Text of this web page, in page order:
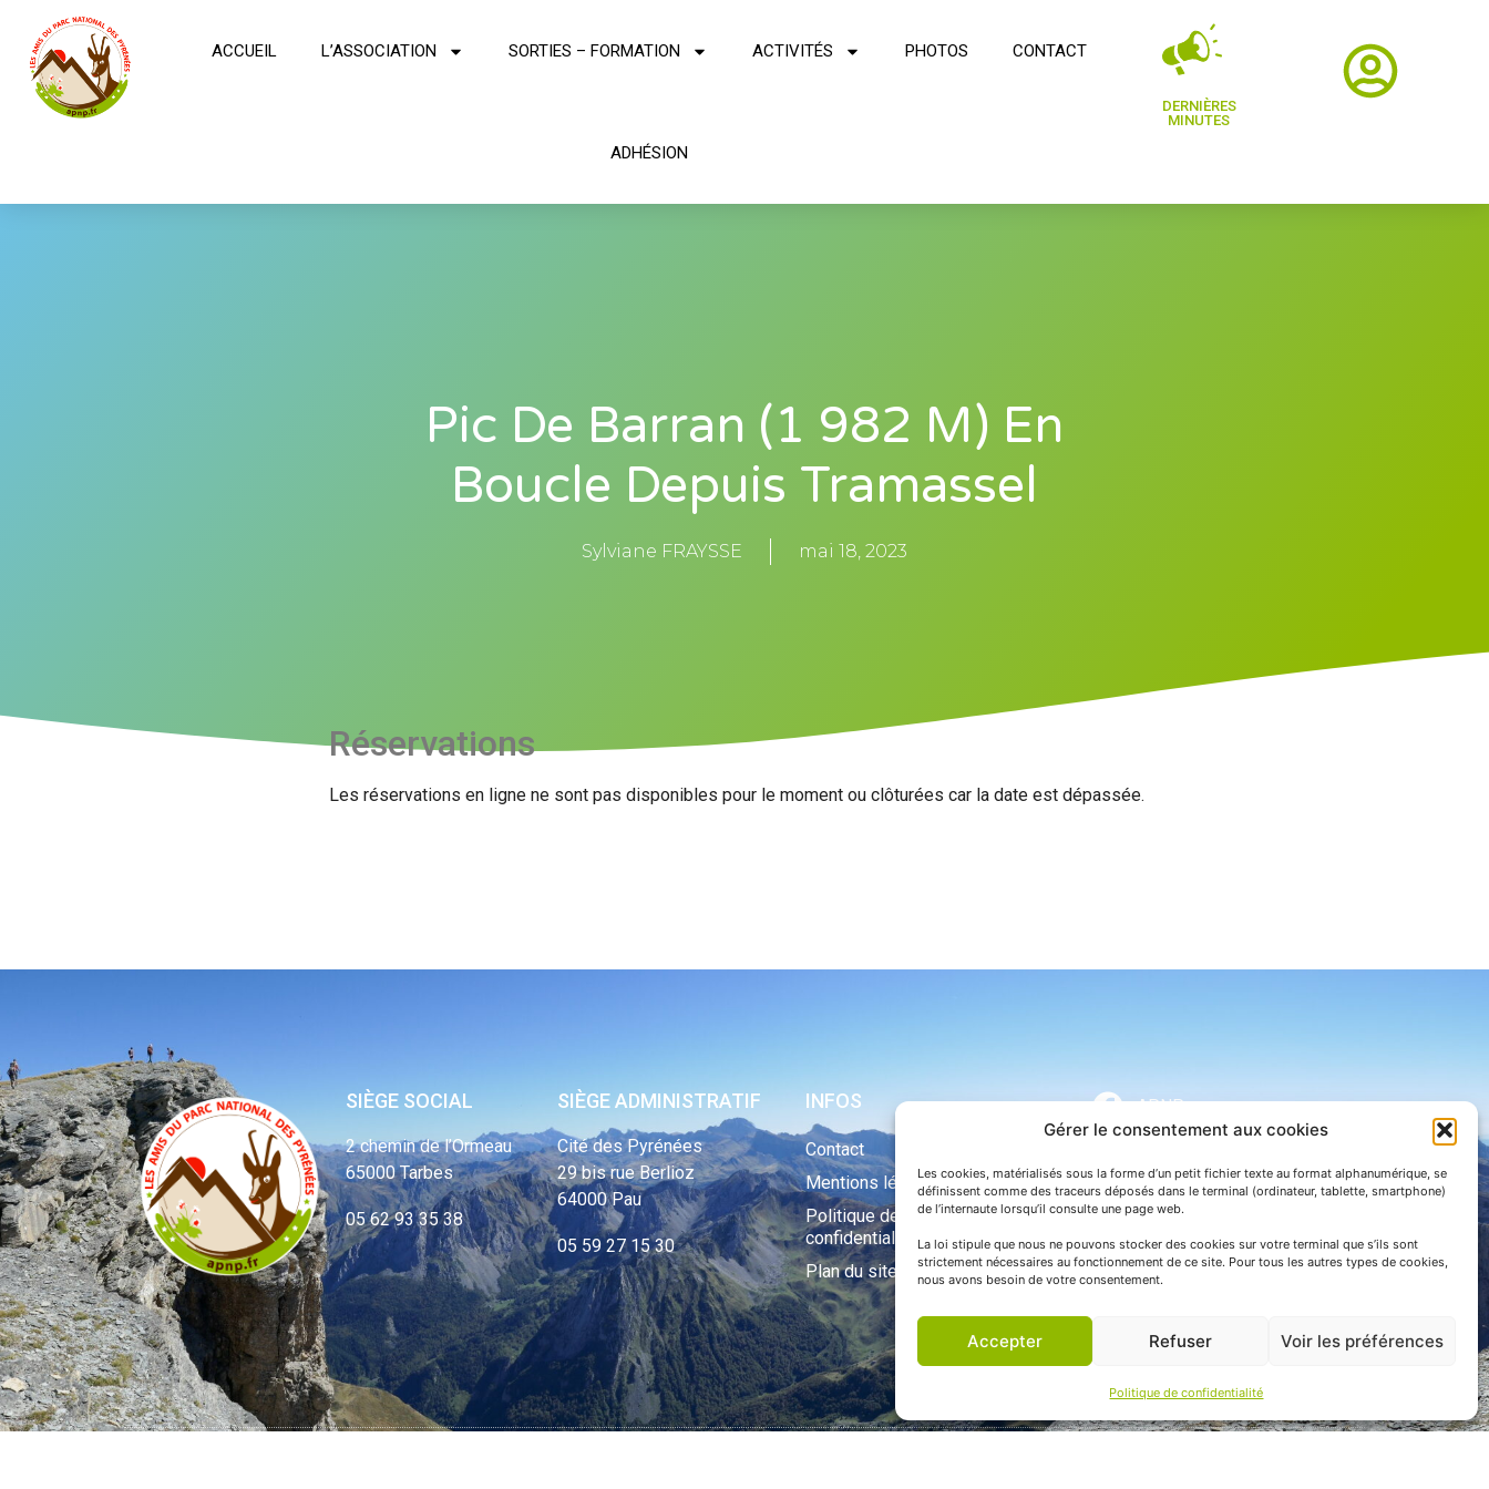
Gérer le consentement aux cookies
Les cookies, matérialisés sous la forme d’un petit fichier texte au format alphanumérique, se
définissent comme des traceurs déposés dans le terminal (ordinateur, tablette, smartphone)
de l’internaute lorsqu’il consulte une page web.
La loi stipule que nous ne pouvons stocker des cookies sur votre terminal que s’ils sont
strictement nécessaires au fonctionnement de ce site. Pour tous les autres types de cookies,
nous avons besoin de votre consentement.
Accepter Refuser Voir les préférences
Politique de confidentialité
ACCUEIL L’ASSOCIATION SORTIES – FORMATION ACTIVITÉS PHOTOS CONTACT
ADHÉSION
DERNIÈRES
MINUTES
Pic De Barran (1 982 M) En
Boucle Depuis Tramassel
Sylviane FRAYSSE mai 18, 2023
Réservations
Les réservations en ligne ne sont pas disponibles pour le moment ou clôturées car la date est dépassée.
SIÈGE SOCIAL
2 chemin de l’Ormeau
65000 Tarbes
05 62 93 35 38
SIÈGE ADMINISTRATIF
Cité des Pyrénées
29 bis rue Berlioz
64000 Pau
05 59 27 15 30
INFOS
Contact
Mentions légales
Politique de
confidentialité
Plan du site
APNP
Parc national des Pyrénées